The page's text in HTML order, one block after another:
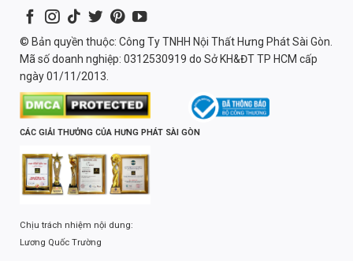
© Bản quyền thuộc: Công Ty TNHH Nội Thất Hưng Phát Sài Gòn.
Mã số doanh nghiệp: 0312530919 do Sở KH&ĐT TP HCM cấp
ngày 01/11/2013.
CÁC GIẢI THƯỞNG CỦA HƯNG PHÁT SÀI GÒN
Chịu trách nhiệm nội dung:
Lương Quốc Trường